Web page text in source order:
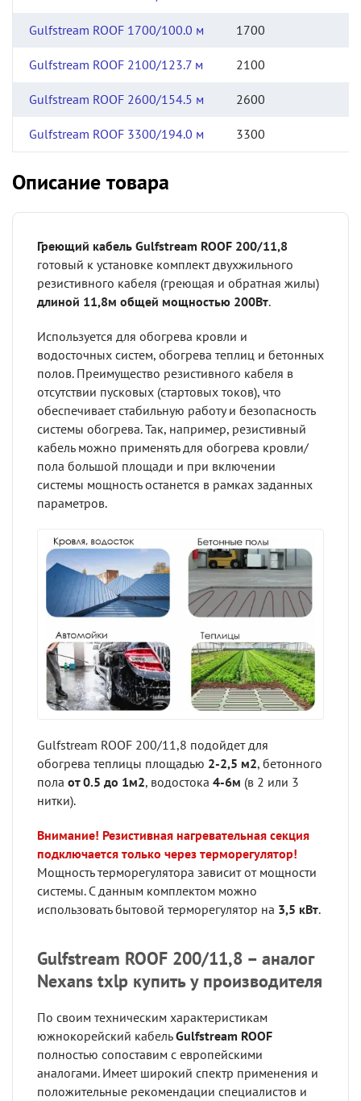
Gulfstream ROOF 1700/100.0 м 1700
Gulfstream ROOF 2100/123.7 м 2100
Gulfstream ROOF 2600/154.5 м 2600
Gulfstream ROOF 3300/194.0 м 3300
Описание товара
Греющий кабель Gulfstream ROOF 200/11,8
готовый к установке комплект двухжильного
резистивного кабеля (греющая и обратная жилы)
длиной 11,8м общей мощностью 200Вт.
Используется для обогрева кровли и
водосточных систем, обогрева теплиц и бетонных
полов. Преимущество резистивного кабеля в
отсутствии пусковых (стартовых токов), что
обеспечивает стабильную работу и безопасность
системы обогрева. Так, например, резистивный
кабель можно применять для обогрева кровли/
пола большой площади и при включении
системы мощность останется в рамках заданных
параметров.
Gulfstream ROOF 200/11,8 подойдет для
обогрева теплицы площадью 2-2,5 м2, бетонного
пола от 0.5 до 1м2, водостока 4-6м (в 2 или 3
нитки).
Внимание! Резистивная нагревательная секция
подключается только через терморегулятор!
Мощность терморегулятора зависит от мощности
системы. С данным комплектом можно
использовать бытовой терморегулятор на 3,5 кВт.
Gulfstream ROOF 200/11,8 – аналог
Nexans txlp купить у производителя
По своим техническим характеристикам
южнокорейский кабельGulfstream ROOF
полностью сопоставим с европейскими
аналогами. Имеет широкий спектр применения и
положительные рекомендации специалистов и